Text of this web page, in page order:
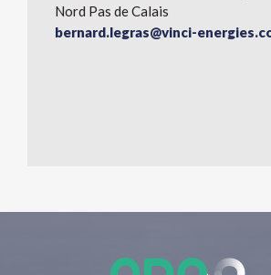
Nord Pas de Calais
bernard.legras@vinci-